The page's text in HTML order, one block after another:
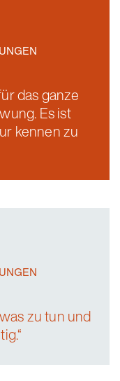
das ganze
Es ist
kennen zu
zu tun und